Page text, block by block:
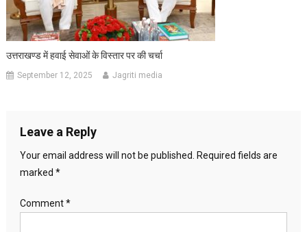
उत्तराखण्ड में हवाई सेवाओं के विस्तार पर की चर्चा
September 12, 2025 Jagriti media
Leave a Reply
Your email address will not be published. Required fields are
marked *
Comment*